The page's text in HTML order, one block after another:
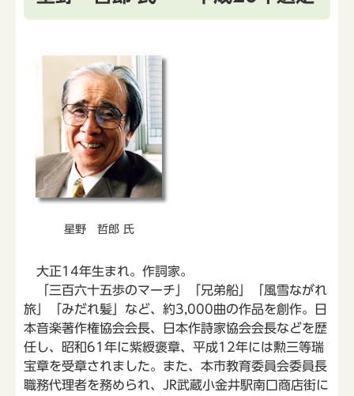
星野 哲郎 氏
大正14年生まれ。作詞家。
「三百六十五歩のマーチ」「兄弟船」「風雪ながれ
旅」「みだれ髪」など、約3,000曲の作品を創作。日
本音楽著作権協会会長、日本作詩家協会会長などを歴
任し、昭和61年に紫綬褒章、平成12年には勲三等瑞
宝章を受章されました。また、本市教育委員会委員長
職務代理者を務められ、JR武蔵小金井駅南口商店街に